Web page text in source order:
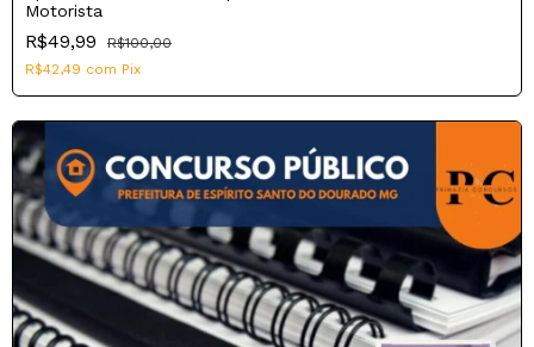
Motorista
R$49,99
R$100,00
R$42,49 com Pix